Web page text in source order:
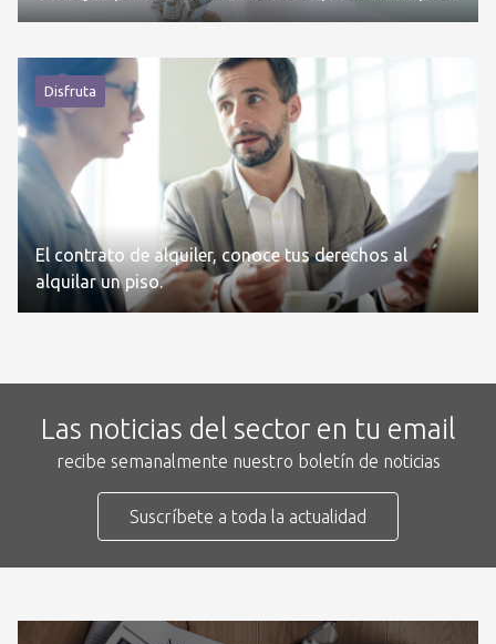
Disfruta
El contrato de alquiler, conoce tus derechos al
alquilar un piso.
Las noticias del sector en tu email
recibe semanalmente nuestro boletín de noticias
Suscríbete a toda la actualidad